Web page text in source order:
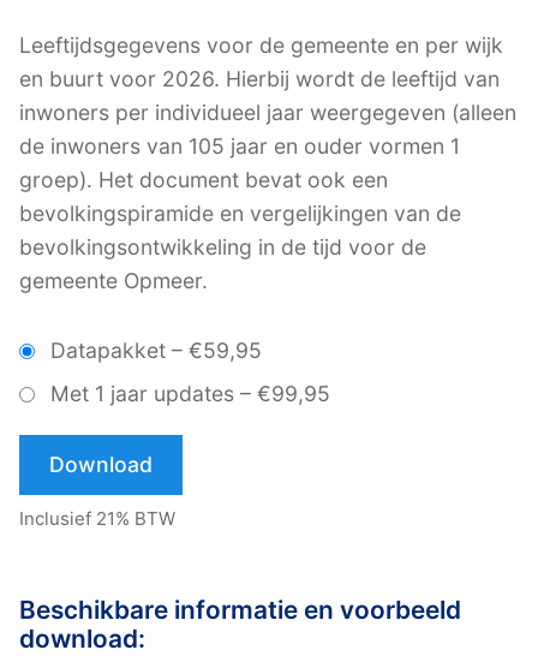
Leeftijdsgegevens voor de gemeente en per wijk
en buurt voor 2026. Hierbij wordt de leeftijd van
inwoners per individueel jaar weergegeven (alleen
de inwoners van 105 jaar en ouder vormen 1
groep). Het document bevat ook een
bevolkingspiramide en vergelijkingen van de
bevolkingsontwikkeling in de tijd voor de
gemeente Opmeer.
Datapakket – €59,95
Met 1 jaar updates – €99,95
Download
Inclusief 21% BTW
Beschikbare informatie en voorbeeld
download: